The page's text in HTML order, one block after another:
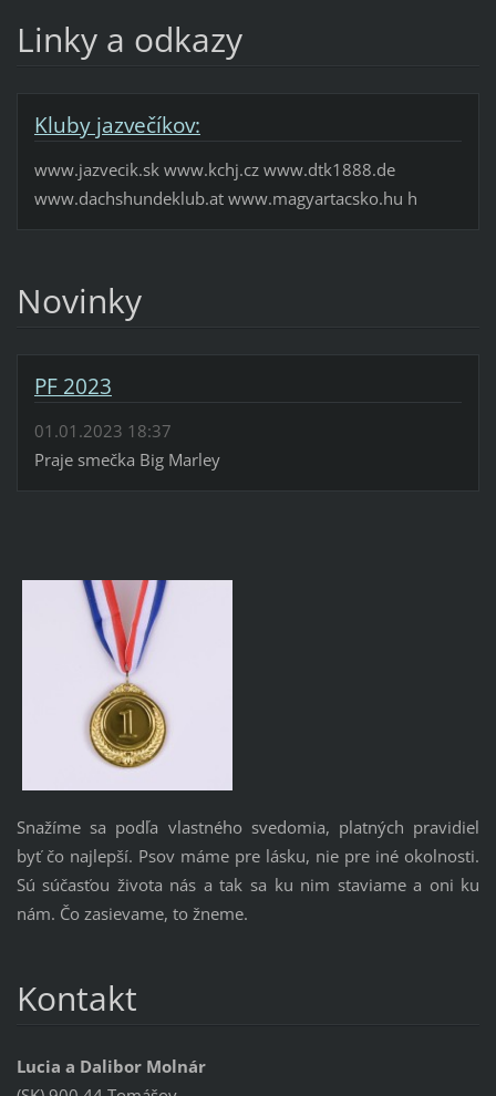
Linky a odkazy
Kluby jazvečíkov:
www.jazvecik.sk www.kchj.cz www.dtk1888.de
www.dachshundeklub.at www.magyartacsko.hu h
Novinky
PF 2023
01.01.2023 18:37
Praje smečka Big Marley
Snažíme sa podľa vlastného svedomia, platných pravidiel
byť čo najlepší. Psov máme pre lásku, nie pre iné okolnosti.
Sú súčasťou života nás a tak sa ku nim staviame a oni ku
nám. Čo zasievame, to žneme.
Kontakt
Lucia a Dalibor Molnár